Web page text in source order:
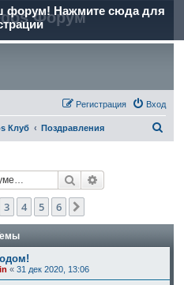
форум! Нажмите сюда для
Форум
Вход
Регистрация
Клуб Поздравления
Поиск
3 4 5 6
«31 дек 2020, 13:06